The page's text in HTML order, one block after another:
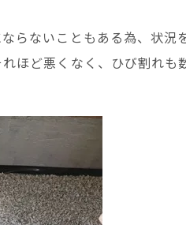
らないこともある為、状況
ほど悪くなく、ひび割れも